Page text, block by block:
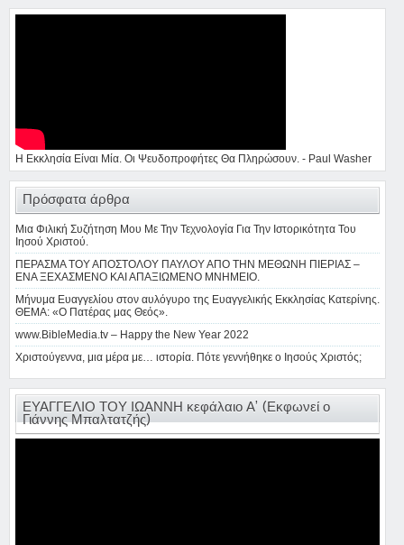
Η Εκκλησία Είναι Μία. Οι Ψευδοπροφήτες Θα Πληρώσουν. - Paul Washer
Πρόσφατα άρθρα
Μια Φιλική Συζήτηση Μου Με Την Τεχνολογία Για Την Ιστορικότητα Του
Ιησού Χριστού.
ΠΕΡΑΣΜΑ ΤΟΥ ΑΠΟΣΤΟΛΟΥ ΠΑΥΛΟΥ ΑΠΟ ΤΗΝ ΜΕΘΩΝΗ ΠΙΕΡΙΑΣ –
ΕΝΑ ΞΕΧΑΣΜΕΝΟ ΚΑΙ ΑΠΑΞΙΩΜΕΝΟ ΜΝΗΜΕΙΟ.
Μήνυμα Ευαγγελίου στον αυλόγυρο της Ευαγγελικής Εκκλησίας Κατερίνης.
ΘΕΜΑ: «Ο Πατέρας μας Θεός».
www.BibleMedia.tv – Happy the New Year 2022
Χριστούγεννα, μια μέρα με… ιστορία. Πότε γεννήθηκε ο Ιησούς Χριστός;
ΕΥΑΓΓΕΛΙΟ ΤΟΥ ΙΩΑΝΝΗ κεφάλαιο Α’ (Εκφωνεί ο
Γιάννης Μπαλτατζής)